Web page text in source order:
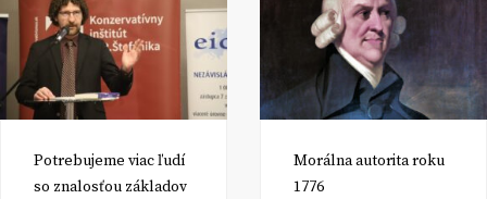
Potrebujeme viac ľudí
so znalosťou základov
Morálna autorita roku
1776